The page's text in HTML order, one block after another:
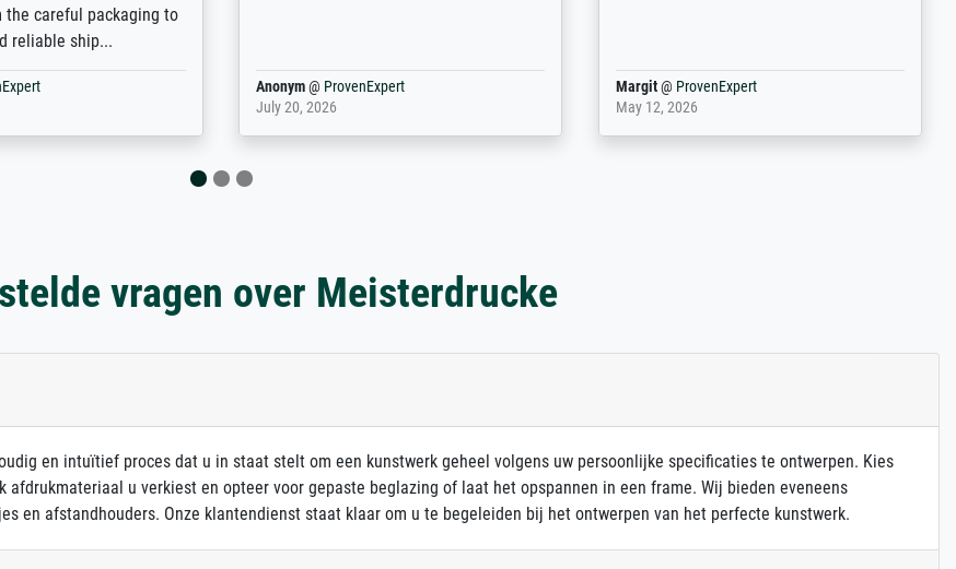
which are not in that
recommended!
Anonym@ ProvenExpert
January 12, 2026
Anonym@ProvenExpert
March 31, 2025
vragen over Meisterdrucke
en intuïtief proces dat u in staat stelt om een kunstwerk geheel volgens uw persoonlijke specificaties te ontwerpen. Kies
u verkiest en opteer voor gepaste beglazing of laat het opspannen in een frame. Wij bieden eveneens
en afstandhouders. Onze klantendienst staat klaar om u te begeleiden bij het ontwerpen van het perfecte kunstwerk.